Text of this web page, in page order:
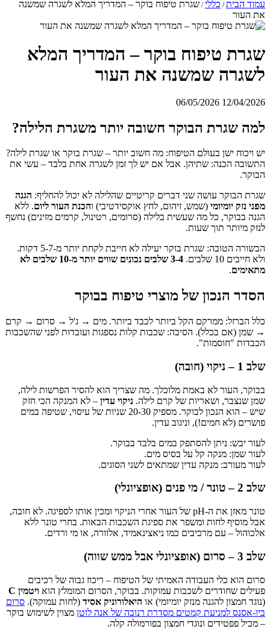
עמוד הבית/ כללי/ שגרת טיפוח בוקר – המדריך המלא לשגרה שמשנה
את העור
שגרת טיפוח בוקר – המדריך המלא
לשגרה שמשנה את העור
12/04/2026
06/05/2026
למה שגרת הבוקר חשובה יותר משגרת הלילה?
יש ויכוח ישן בעולם הטיפוח: מה חשוב יותר – שגרת בוקר או שגרת לילה?
התשובה הכנה: שתיהן. אבל אם יש לך זמן לשגרה אחת בלבד – עשי את
הבוקר.
שגרת הבוקר עושה שני דברים קריטיים שהלילה לא יכול להחליף: הגנה
מפני נזק יומיומי (שמש, זיהום, לחץ אוקסידטיבי) והכנת העור ליום. ללא
הגנה בבוקר, כל מה שעשית בלילה (סרומים, רטינול, קרמים מזינים) נחשף
לנזק מיותר תוך שעות.
הבשורה הטובה: שגרת בוקר יעילה לא חייבת לקחת יותר מ-5-7 דקות.
ולא חייבים 10 שלבים.
3-4 שלבים נכונים שווים יותר מ-10 שלבים לא
מתאימים.
הסדר הנכון של מוצרי טיפוח בבוקר
כלל הברזל: ממרקם הקל ביותר לכבד ביותר. מים → ג'ל → סרום → קרם
→ שמן (אם בכלל). הסיבה: שכבות קלות נספגות ועובדות לפני שהשכבות
הכבדות "חוסמות".
שלב 1 – ניקוי (חובה)
בבוקר, העור לא באמת מלוכלך. מה שצריך הוא להסיר הפרשות לילה,
שמן שנצבר, ושאריות של קרם לילה. ניקוי עדין – לא המנקה הכי חזק
שיש – הוא הנכון לבוקר. מספיק 20-30 שניות של עיסוי, שטיפה במים
פושרים (לא חמים!), וניגוב עדין.
לעור יבש: ניתן להסתפק במים בלבד בבוקר.
לעור שמן: מנקה קל על בסיס מים.
לעור מעורב: מנקה עדין שמתאים לשני הסוגים.
שלב 2 – טונר / מי פנים (אופציונלי)
טונר מאזן את ה-pH של העור אחרי הניקוי ומכין אותו לספיגה. לא חובה,
אבל מוסיף לחות ומשפר את ספיגת השכבות הבאות. בחרי טונר ללא
אלכוהול – עם מרכיבים כמו ניאצינאמיד, אלוורה, או מי ורדים.
שלב 3 – סרום (אופציונלי אבל ממש שווה)
סרום הוא כלי העבודה האמיתי של הטיפוח – ריכוז גבוה של רכיבים
פעילים שחודרים לשכבות עמוקות. בבוקר, הסרום המומלץ הוא ויטמין C
(נוגד חמצון להגנה מנזק יומיומי) או היאלורוניק אסיד (לחות עמוקה). סרום
ביו-אסנס למניעת קמטים מסדרת רנובה של אנה לוטן מצוין לשימוש בוקר
– מכיל פפטידים ונוגדי חמצון בפורמולה קלה.